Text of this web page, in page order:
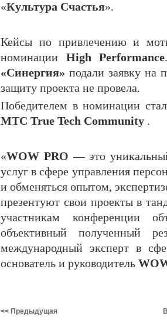
«Культура Счастья».
Кейсы по привлечению и
номинации High Performance
«Синергия» подали заявку на
защиту проекта не провела.
Победителем в номинации
МТС True Tech Community .
«WOW PRO — это
услуг в сфере управления
и обменяться опытом,
презентуют свои проекты в
участникам конференции
объективный полученный
международный эксперт в
основатель и руководитель
<< Предыдущая